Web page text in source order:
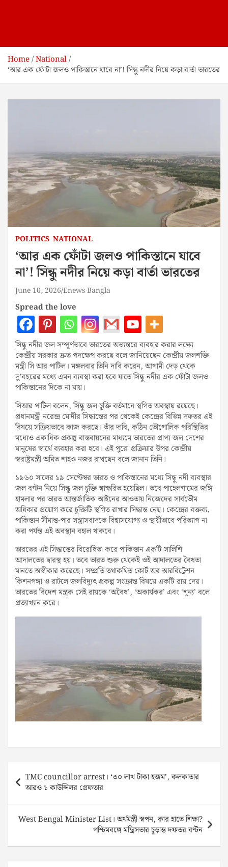
Home National
‘আর এক ফোঁটা জলও পাকিস্তানে যাবে না’! সিন্ধু নদীর নিয়ে কড়া বার্তা ভারতের
POLITICS NATIONAL
‘আর এক ফোঁটা জলও পাকিস্তানে যাবে
না’! সিন্ধু নদীর নিয়ে কড়া বার্তা ভারতের
June 10, 2026 Enews Bangla
Spread the love
সিন্ধু নদীর জল সম্পূর্ণভাবে ভারতের অভ্যন্তরে ব্যবহার করার লক্ষ্যে
কেন্দ্রীয় সরকার দ্রুত পদক্ষেপ করছে বলে জানিয়েছেন কেন্দ্রীয় জলশক্তি
মন্ত্রী সি আর পাটিল। মঙ্গলবার তিনি দাবি করেন, আগামী দেড় থেকে
দু’বছরের মধ্যে এমন ব্যবস্থা করা হবে যাতে সিন্ধু নদীর এক ফোঁটা জলও
পাকিস্তানের দিকে না যায়।
সিআর পাটিল বলেন, সিন্ধু জল চুক্তি বর্তমানে স্থগিত অবস্থায় রয়েছে।
প্রধানমন্ত্রী নরেন্দ্র মোদীর সিদ্ধান্তের পর থেকেই কেন্দ্রের বিভিন্ন দফতর এই
বিষয়ে সক্রিয়ভাবে কাজ করছে। তাঁর দাবি, কঠিন ভৌগোলিক পরিস্থিতির
মধ্যেও একাধিক প্রকল্প বাস্তবায়নের মাধ্যমে ভারতের প্রাপ্য জল দেশের
মানুষের স্বার্থে ব্যবহার করা হবে। এই পুরো প্রক্রিয়ার উপর কেন্দ্রীয়
স্বরাষ্ট্রমন্ত্রী অমিত শাহও নজর রাখছেন বলে জানান তিনি।
১৯৬০ সালের ১৯ সেপ্টেম্বর ভারত ও পাকিস্তানের মধ্যে সিন্ধু নদী ব্যবস্থার
জল বণ্টন নিয়ে সিন্ধু জল চুক্তি স্বাক্ষরিত হয়েছিল। তবে পাহেলগামের জঙ্গি
হামলার পর ভারত আন্তর্জাতিক আইনের আওতায় নিজেদের সার্বভৌম
অধিকার প্রয়োগ করে চুক্তিটি স্থগিত রাখার সিদ্ধান্ত নেয়। কেন্দ্রের বক্তব্য,
পাকিস্তান সীমান্ত-পার সন্ত্রাসবাদকে বিশ্বাসযোগ্য ও স্থায়ীভাবে পরিত্যাগ না
করা পর্যন্ত এই অবস্থান বহাল থাকবে।
ভারতের এই সিদ্ধান্তের বিরোধিতা করে পাকিস্তান একটি সালিশি
আদালতের দ্বারস্থ হয়। তবে ভারত শুরু থেকেই ওই আদালতের বৈধতা
মানতে অস্বীকার করেছে। সম্প্রতি তথাকথিত কোর্ট অব আরবিট্রেশন
কিশনগঙ্গা ও রাটলে জলবিদ্যুৎ প্রকল্প সংক্রান্ত বিষয়ে একটি রায় দেয়।
ভারতের বিদেশ মন্ত্রক সেই রায়কে ‘অবৈধ’, ‘অকার্যকর’ এবং ‘শূন্য’ বলে
প্রত্যাখ্যান করে।
navigation
TMC councillor arrest। ‘৩০ লাখ টাকা হজম’, কলকাতার
আরও ১ কাউন্সিলর গ্রেফতার
West Bengal Minister List। অর্থমন্ত্রী স্বপন, কার হাতে শিক্ষা?
পশ্চিমবঙ্গে মন্ত্রিসভার চূড়ান্ত দফতর বণ্টন